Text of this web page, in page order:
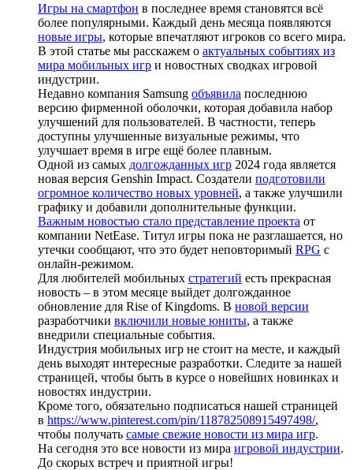
Игры на смартфон в последнее время становятся всё
более популярными. Каждый день месяца появляются
новые игры, которые впечатляют игроков со всего мира.
В этой статье мы расскажем о актуальных событиях из
мира мобильных игр и новостных сводках игровой
индустрии.
Недавно компания Samsung объявила последнюю
версию фирменной оболочки, которая добавила набор
улучшений для пользователей. В частности, теперь
доступны улучшенные визуальные режимы, что
улучшает время в игре ещё более плавным.
Одной из самых долгожданных игр 2024 года является
новая версия Genshin Impact. Создатели подготовили
огромное количество новых уровней, а также улучшили
графику и добавили дополнительные функции.
Важным новостью стало представление проекта от
компании NetEase. Титул игры пока не разглашается, но
утечки сообщают, что это будет неповторимый RPG с
онлайн-режимом.
Для любителей мобильных стратегий есть прекрасная
новость – в этом месяце выйдет долгожданное
обновление для Rise of Kingdoms. В новой версии
разработчики включили новые юниты, а также
внедрили специальные события.
Индустрия мобильных игр не стоит на месте, и каждый
день выходят интересные разработки. Следите за нашей
страницей, чтобы быть в курсе о новейших новинках и
новостях индустрии.
Кроме того, обязательно подписаться нашей страницей
в https://www.pinterest.com/pin/118782508915497498/,
чтобы получать самые свежие новости из мира игр.
На сегодня это все новости из мира игровой индустрии.
До скорых встреч и приятной игры!